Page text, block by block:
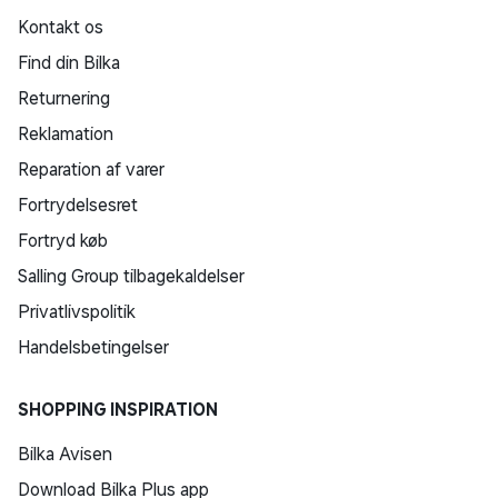
Kontakt os
Find din Bilka
Returnering
Reklamation
Reparation af varer
Fortrydelsesret
Fortryd køb
Salling Group tilbagekaldelser
Privatlivspolitik
Handelsbetingelser
SHOPPING INSPIRATION
Bilka Avisen
Download Bilka Plus app